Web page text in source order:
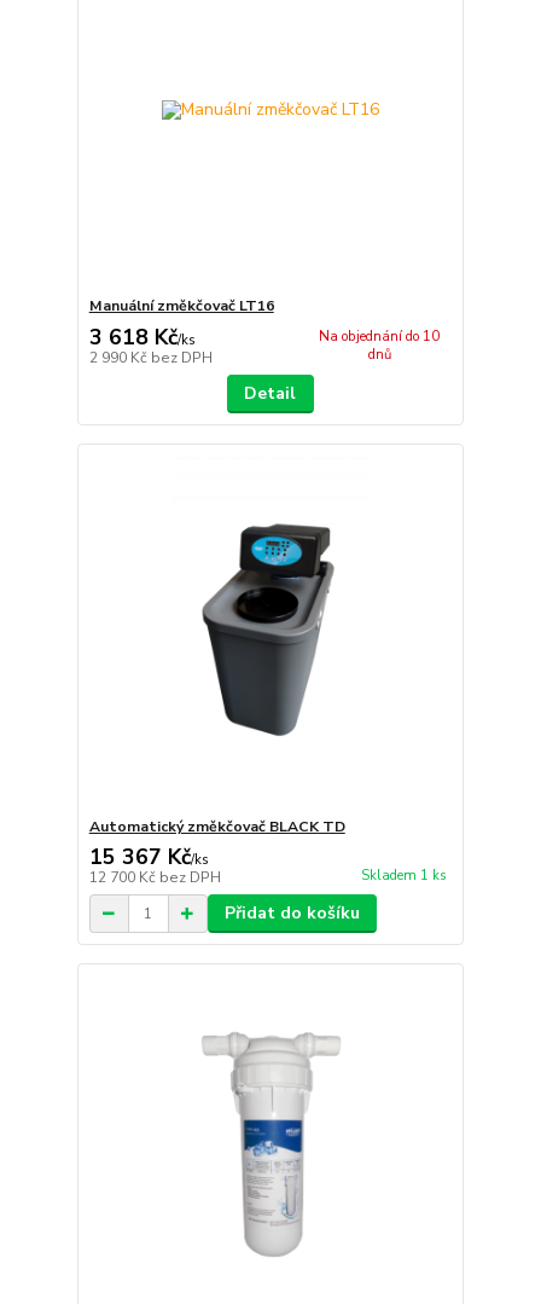
Manuální změkčovač LT16
3 618 Kč/ks
2 990 Kč bez DPH
Na objednání do 10
dnů
Detail
Automatický změkčovač BLACK TD
15 367 Kč/ks
12 700 Kč bez DPH Skladem 1 ks
Přidat do košíku